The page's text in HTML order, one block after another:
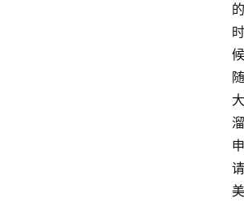
的
时
候
随
大
溜
申
请
美